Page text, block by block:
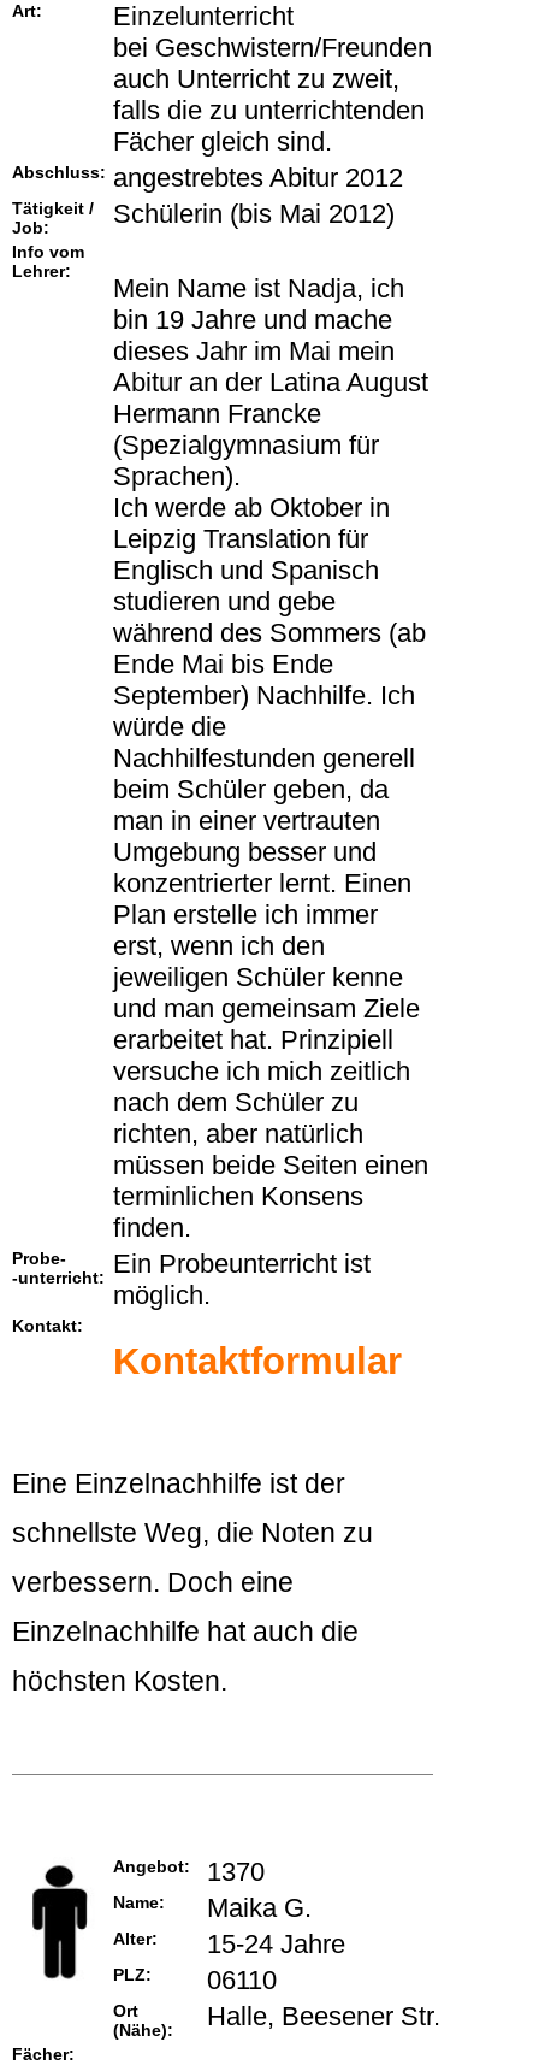
Art:
Einzelunterricht
bei Geschwistern/Freunden
auch Unterricht zu zweit,
falls die zu unterrichtenden
Fächer gleich sind.
Abschluss: angestrebtes Abitur 2012
Tätigkeit /
Job:
Schülerin (bis Mai 2012)
Info vom
Lehrer:
Mein Name ist Nadja, ich
bin 19 Jahre und mache
dieses Jahr im Mai mein
Abitur an der Latina August
Hermann Francke
(Spezialgymnasium für
Sprachen).
Ich werde ab Oktober in
Leipzig Translation für
Englisch und Spanisch
studieren und gebe
während des Sommers (ab
Ende Mai bis Ende
September) Nachhilfe. Ich
würde die
Nachhilfestunden generell
beim Schüler geben, da
man in einer vertrauten
Umgebung besser und
konzentrierter lernt. Einen
Plan erstelle ich immer
erst, wenn ich den
jeweiligen Schüler kenne
und man gemeinsam Ziele
erarbeitet hat. Prinzipiell
versuche ich mich zeitlich
nach dem Schüler zu
richten, aber natürlich
müssen beide Seiten einen
terminlichen Konsens
finden.
Probe-
-unterricht: Ein Probeunterricht ist
möglich.
Kontakt:
Kontaktformular
Eine Einzelnachhilfe ist der
schnellste Weg, die Noten zu
verbessern. Doch eine
Einzelnachhilfe hat auch die
höchsten Kosten.
Angebot: 1370
Name: Maika G.
Alter: 15-24 Jahre
PLZ: 06110
Ort
(Nähe):
Halle, Beesener Str.
Fächer: